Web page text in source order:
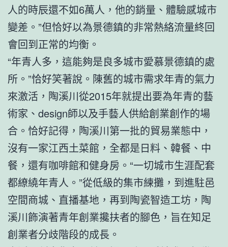
人的時辰還不如6萬人，他的銷量、體驗感城市
變差。”但恰好以為景德鎮的非常熱絡流量終回
會回到正常的均衡。
“年青人多，這能夠是良多城市愛慕景德鎮的處
所。”恰好笑著說。陳舊的城市需求年青的氣力
來激活，陶溪川從2015年就提出要為年青的藝
術家、design師以及手藝人供給創業創作的場
合。恰好記得，陶溪川第一批的貿易業態中，
沒有一家江西土菜館，全都是日料、韓餐、中
餐，還有咖啡館和健身房。“一切城市生涯配套
都繚繞年青人。”從低級的集市練攤，到進駐邑
空間商城、直播基地，再到陶瓷智造工坊，陶
溪川飾演著青年創業攙扶者的腳色，旨在知足
創業者分歧階段的成長。